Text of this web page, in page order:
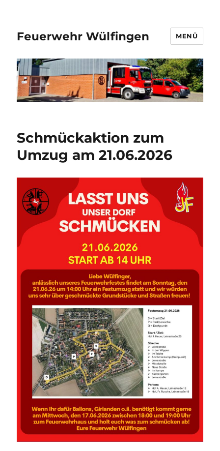
Feuerwehr Wülfingen MENÜ
Schmückaktion zum
Umzug am 21.06.2026